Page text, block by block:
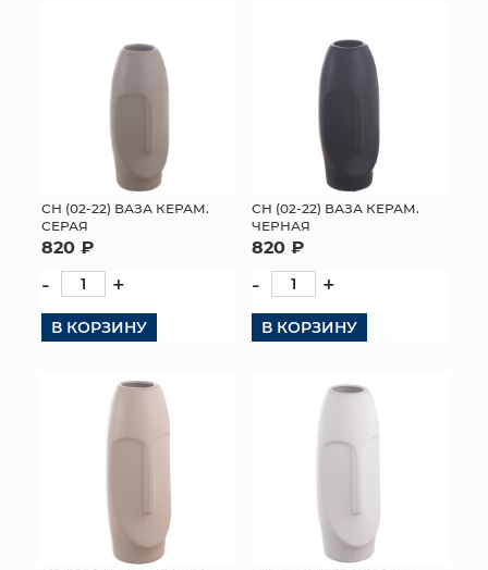
ОПТОВЫМ КЛИЕНТАМ
ДОСТАВКА И ОПЛАТА
КОНТАКТЫ
СН (02-22) ВАЗА КЕРАМ.
СЕРАЯ
820 ₽
- +
В КОРЗИНУ
СН (02-22) ВАЗА КЕРАМ.
ЧЕРНАЯ
820 ₽
- +
В КОРЗИНУ